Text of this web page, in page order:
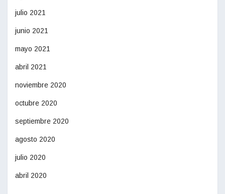
julio 2021
junio 2021
mayo 2021
abril 2021
noviembre 2020
octubre 2020
septiembre 2020
agosto 2020
julio 2020
abril 2020